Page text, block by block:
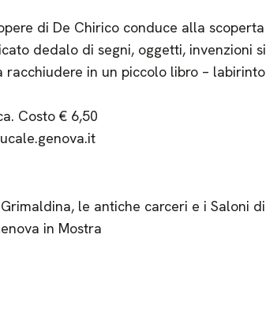
di De Chirico conduce alla scoperta
dedalo di segni, oggetti, invenzioni si
in un piccolo libro – labirinto
Costo € 6,50
le antiche carceri e i Saloni di
in Mostra